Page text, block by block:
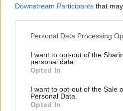
Downstream Participants that
Personal Data Processing
I want to opt-out of the
personal data.
Opted In
I want to opt-out of the Sale
Personal Data.
Opted In
Přednášky a diskuse
Zastavte se za našimi kustody a
portále Praha zítra? ukážou, co se v
Které z nich už vznikají a jaké byly v
dokončeny?
Související odkazy:https://
t-ostro(...)